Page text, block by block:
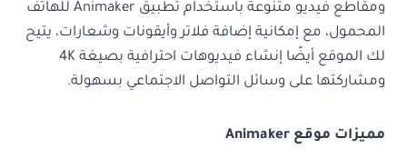
ومقاطع فيديو متنوعة باستخدام تطبيق Animaker للهاتف
المحمول، مع إمكانية إضافة فلاتر وأيقونات وشعارات، يتيح
لك الموقع أيضًا إنشاء فيديوهات احترافية بصيغة 4K
ومشاركتها على وسائل التواصل الاجتماعي بسهولة.
مميزات موقع Animaker